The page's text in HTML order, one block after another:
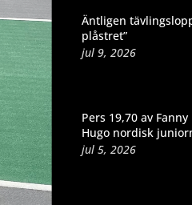
Äntligen
plåstret”
jul 9, 2026
Pers 19,70 av
Hugo nordisk
jul 5, 2026